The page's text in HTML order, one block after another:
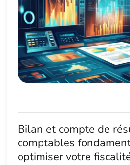
Bilan et compte de
comptables
optimiser votre